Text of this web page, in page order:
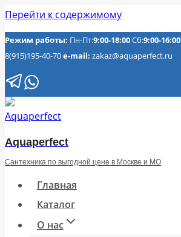
Перейти к содержимому
Режим работы: Пн-Пт:9:00-18:00Сб:9:00-16:00
8(915)195-40-70e-mail: zakaz@aquaperfect.ru
Aquaperfect
Сантехника по выгодной цене в Москве и МО
Главная
Каталог
О нас